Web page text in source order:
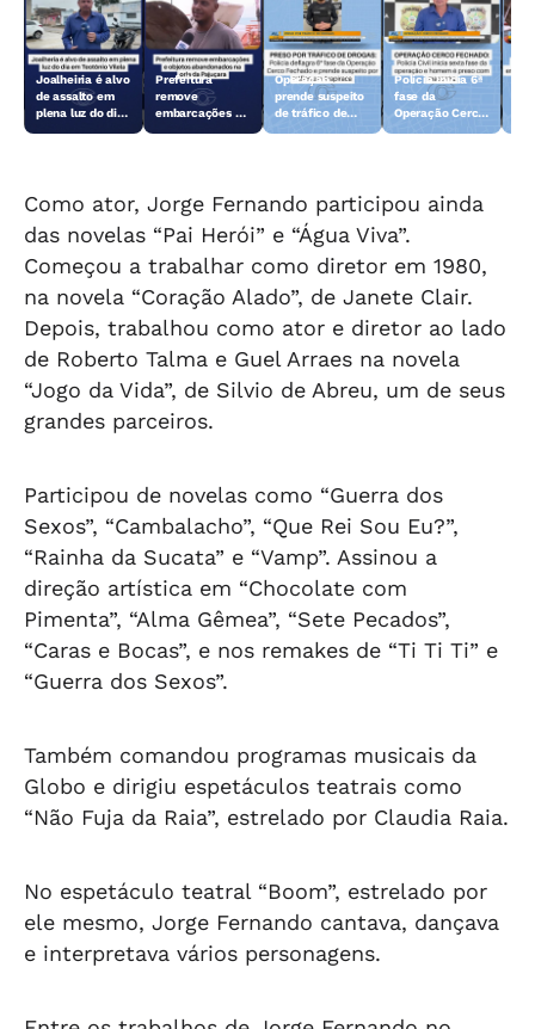
Joalheiria é alvo
de assalto em
plena luz do dia
Prefeitura
remove
embarcações e
Operação
prende suspeito
de tráfico de
Polícia inicia 6ª
fase da
Operação Cerco
Como ator, Jorge Fernando participou ainda
das novelas “Pai Herói” e “Água Viva”.
Começou a trabalhar como diretor em 1980,
na novela “Coração Alado”, de Janete Clair.
Depois, trabalhou como ator e diretor ao lado
de Roberto Talma e Guel Arraes na novela
“Jogo da Vida”, de Silvio de Abreu, um de seus
grandes parceiros.
Participou de novelas como “Guerra dos
Sexos”, “Cambalacho”, “Que Rei Sou Eu?”,
“Rainha da Sucata” e “Vamp”. Assinou a
direção artística em “Chocolate com
Pimenta”, “Alma Gêmea”, “Sete Pecados”,
“Caras e Bocas”, e nos remakes de “Ti Ti Ti” e
“Guerra dos Sexos”.
Também comandou programas musicais da
Globo e dirigiu espetáculos teatrais como
“Não Fuja da Raia”, estrelado por Claudia Raia.
No espetáculo teatral “Boom”, estrelado por
ele mesmo, Jorge Fernando cantava, dançava
e interpretava vários personagens.